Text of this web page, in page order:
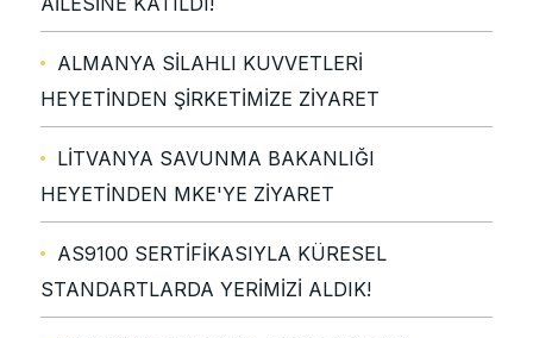
ALMANYA SİLAHLI KUVVETLERİ
HEYETİNDEN ŞİRKETİMİZE ZİYARET
LİTVANYA SAVUNMA BAKANLIĞI
HEYETİNDEN MKE'YE ZİYARET
AS9100 SERTİFİKASIYLA KÜRESEL
STANDARTLARDA YERİMİZİ ALDIK!